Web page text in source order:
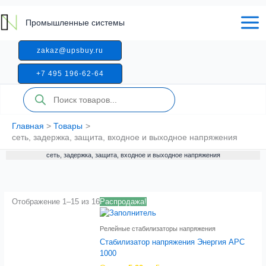
к
содержимому
Промышленные системы
zakaz@upsbuy.ru
+7 495 196-62-64
Поиск
товаров
Главная
Товары
сеть, задержка, защита, входное и выходное напряжения
сеть, задержка, защита, входное и выходное напряжения
Отображение 1–15 из 16Распродажа!
Релейные стабилизаторы напряжения
Стабилизатор напряжения Энергия APC
1000